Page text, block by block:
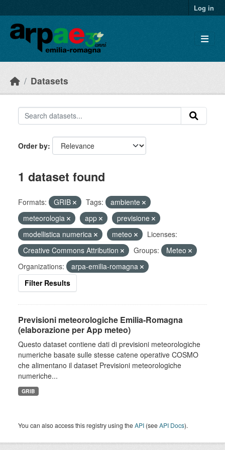
Log in
Datasets
Order by
1 dataset found
Formats: GRIB Tags:
ambiente
meteorologia
app
previsione
modellistica numerica
meteo
Licenses:
Creative Commons Attribution
Groups:
Meteo
Organizations:
arpa-emilia-romagna
Filter Results
Previsioni meteorologiche Emilia-Romagna
(elaborazione per App meteo)
Questo dataset contiene dati di previsioni meteorologiche
numeriche basate sulle stesse catene operative COSMO
che alimentano il dataset Previsioni meteorologiche
numeriche...
GRIB
You can also access this registry using theAPI (seeAPI Docs).